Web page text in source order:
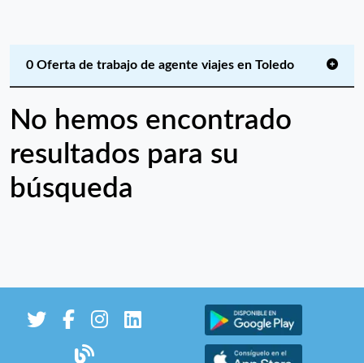
0 Oferta de trabajo de agente viajes en Toledo
No hemos encontrado
resultados para su
búsqueda